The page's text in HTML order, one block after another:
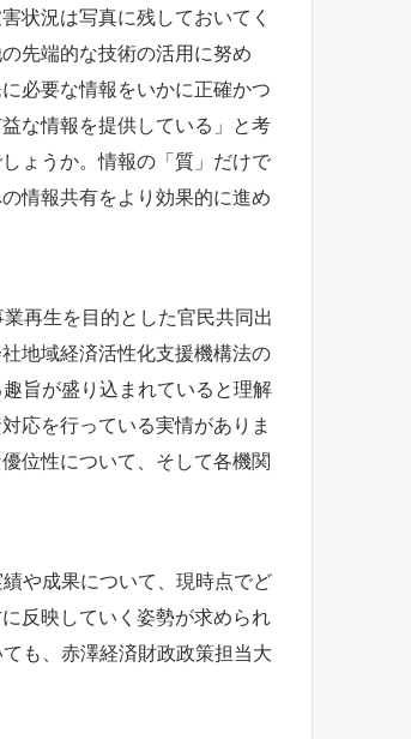
状況は写真に残しておいてく
先端的な技術の活用に努め
必要な情報をいかに正確かつ
な情報を提供している」と考
ょうか。情報の「質」だけで
情報共有をより効果的に進め
再生を目的とした官民共同出
地域経済活性化支援機構法の
旨が盛り込まれていると理解
応を行っている実情がありま
位性について、そして各機関
や成果について、現時点でど
反映していく姿勢が求められ
も、赤澤経済財政政策担当大